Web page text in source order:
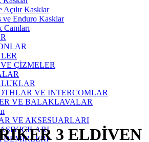
Açılır Kasklar
ve Enduro Kasklar
Camları
ÇİZMELER
VE INTERCOMLAR
VE BALAKLAVALAR
VE AKSESUARLARI
DEMİRLERİ
3 ELDİVEN